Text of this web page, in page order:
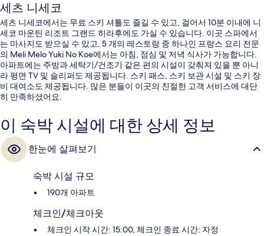
세츠 니세코
세츠 니세코에서는 무료 스키 셔틀도 즐길 수 있고, 걸어서 10분 이내에 니
세코 마운틴 리조트 그랜드 히라후에도 가실 수 있습니다. 이곳 스파에서
는 마사지도 받으실 수 있고, 5 개의 레스토랑 중 하나인 프랑스 요리 전문
의 Meli Melo Yuki No Koe에서는 아침, 점심 및 저녁 식사가 가능합니다.
아파트에는 주방과 세탁기/건조기 같은 편의 시설이 갖춰져 있을 뿐 아니
라 평면 TV 및 슬리퍼도 제공됩니다. 스키 패스, 스키 보관 시설 및 스키 장
비 대여소도 제공됩니다. 많은 분들이 이곳의 친절한 고객 서비스에 대단
히 만족하셨어요.
이 숙박 시설에 대한 상세 정보
한눈에 살펴보기
숙박 시설 규모
190개 아파트
체크인/체크아웃
체크인 시작 시간: 15:00, 체크인 종료 시간: 자정